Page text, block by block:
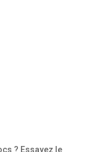
? Essayez le